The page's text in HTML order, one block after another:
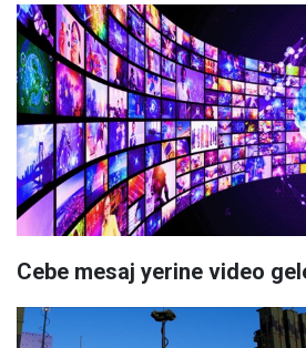
Cebe mesaj yerine video